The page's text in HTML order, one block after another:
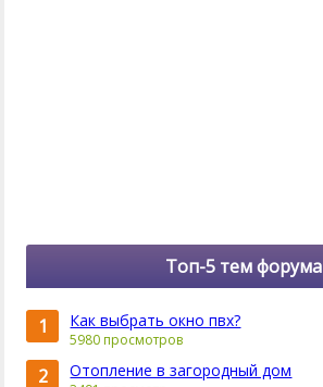
Топ-5 тем форума
1 Как выбрать окно пвх?
5980 просмотров
2 Отопление в загородный дом